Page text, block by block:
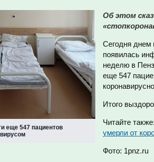
еще 547 пациентов
Об этом
Сегодня днем
появилась
неделю в
еще 547
Итого
Читайте
умерли от
Фото: 1pnz.ru